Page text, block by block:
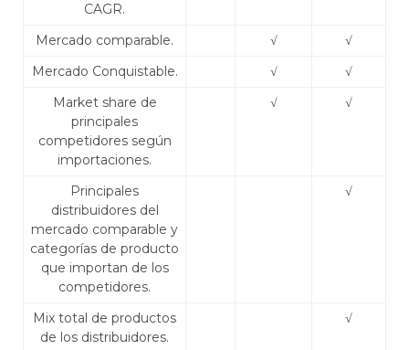
CAGR.
Mercado comparable. √
√
Mercado Conquistable.
√
√
Market share de
principales
competidores según
importaciones.
√ √
Principales
distribuidores del
mercado comparable y
categorías de producto
que importan de los
competidores.
√
Mix total de productos
de los distribuidores.
√